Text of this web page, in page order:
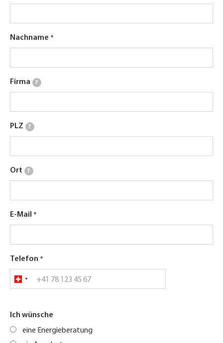
Nachname
Firma ?
PLZ ?
Ort ?
E-Mail
Telefon
Ich wünsche
eine Energieberatung